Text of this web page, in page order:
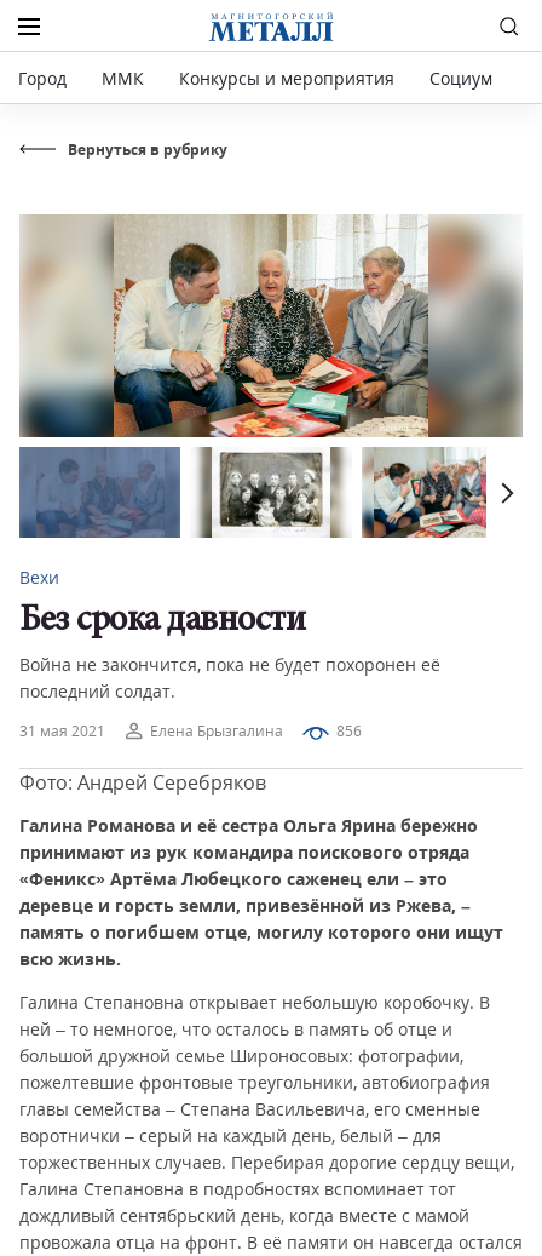
Город ММК Конкурсы и мероприятия Социум
Вернуться в рубрику
31 мая 2021 Елена Брызгалина 856
Вехи
Без срока давности
Война не закончится, пока не будет похоронен её
последний солдат.
Фото: Андрей Серебряков
Галина Романова и её сестра Ольга Ярина бережно
принимают из рук командира поискового отряда
«Феникс» Артёма Любецкого саженец ели – это
деревце и горсть земли, привезённой из Ржева, –
память о погибшем отце, могилу которого они ищут
всю жизнь.
Галина Степановна открывает небольшую коробочку. В
ней – то немногое, что осталось в память об отце и
большой дружной семье Широносовых: фотографии,
пожелтевшие фронтовые треугольники, автобиография
главы семейства – Степана Васильевича, его сменные
воротнички – серый на каждый день, белый – для
торжественных случаев. Перебирая дорогие сердцу вещи,
Галина Степановна в подробностях вспоминает тот
дождливый сентябрьский день, когда вместе с мамой
провожала отца на фронт. В её памяти он навсегда остался